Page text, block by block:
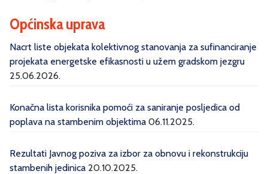
Općinska uprava
Nacrt liste objekata kolektivnog stanovanja za sufinanciranje
projekata energetske efikasnosti u užem gradskom jezgru
25.06.2026.
Konačna lista korisnika pomoći za saniranje posljedica od
poplava na stambenim objektima 06.11.2025.
Rezultati Javnog poziva za izbor za obnovu i rekonstrukciju
stambenih jedinica 20.10.2025.